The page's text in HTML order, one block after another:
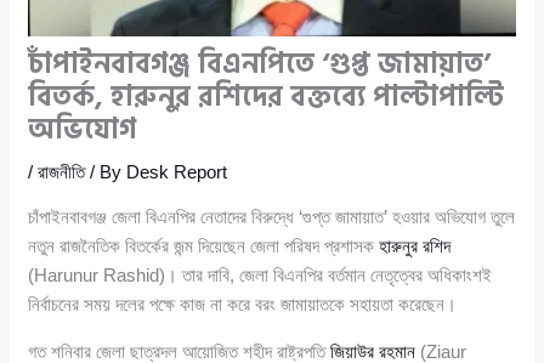
চাঁপাইনবাবগঞ্জ বিএনপিতে ‘গুপ্ত জামায়াত’
বিতর্ক, হারুনুর রশিদের বক্তব্যে পাল্টাপাল্টি
অভিযোগ
/রাজনীতি/ By Desk Report
চাঁপাইনবাবগঞ্জ জেলা বিএনপির নেতাদের বিরুদ্ধে ‘গুপ্ত জামায়াত’ হওয়ার অভিযোগ তুলে
নতুন রাজনৈতিক বিতর্কের জন্ম দিয়েছেন জেলা পরিষদ প্রশাসকহারুনুর রশিদ
(Harunur Rashid)। তার দাবি, জেলা বিএনপির বর্তমান নেতৃত্বের অধিকাংশই
নির্বাচনের সময় দলের পক্ষে কাজ না করে বরং জামায়াতকে সহায়তা করেছেন।
গত শনিবার জেলা ছাত্রদল আয়োজিত শহীদ রাষ্ট্রপতিজিয়াউর রহমান (Ziaur